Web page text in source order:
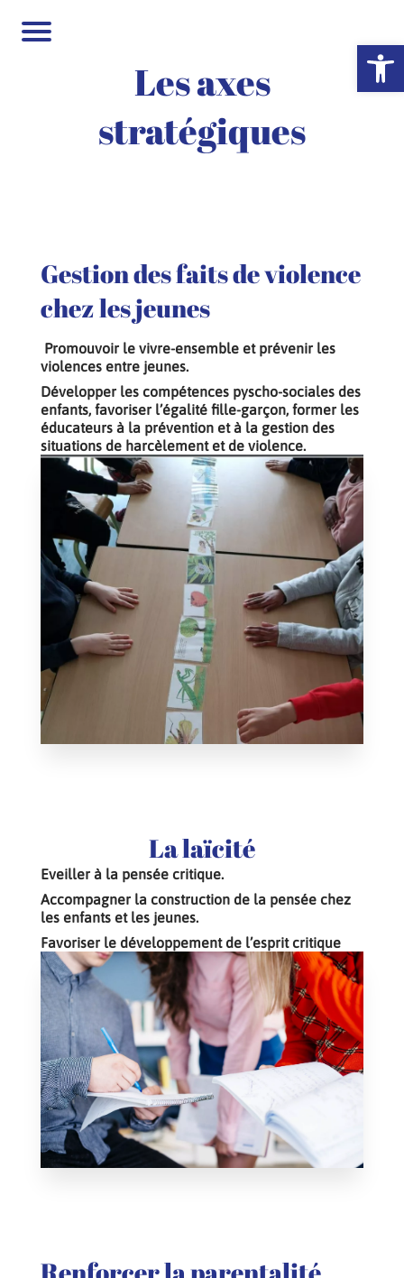
Ouvrir
Les axes
stratégiques
Gestion des faits de violence
chez les jeunes
Promouvoir le vivre-ensemble et prévenir les
violences entre jeunes.
Développer les compétences pyscho-sociales des
enfants, favoriser l’égalité fille-garçon, former les
éducateurs à la prévention et à la gestion des
situations de harcèlement et de violence.
La laïcité
Eveiller à la pensée critique.
Accompagner la construction de la pensée chez
les enfants et les jeunes.
Favoriser le développement de l’esprit critique